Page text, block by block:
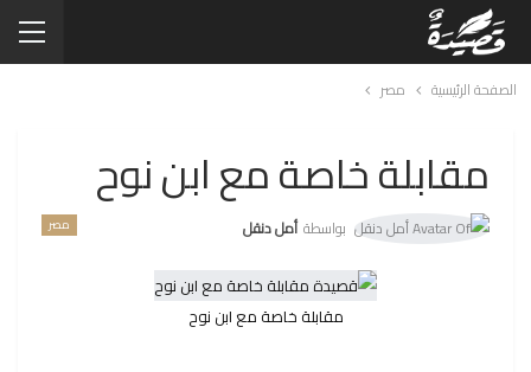
الصفحة الرئيسية مصر
مقابلة خاصة مع ابن نوح
مصر بواسطة أمل دنقل
مقابلة خاصة مع ابن نوح